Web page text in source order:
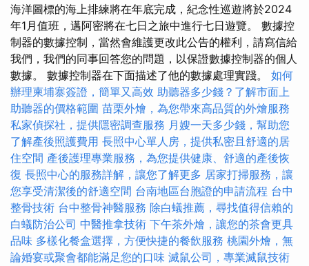
海洋圖標的海上排練將在年底完成，紀念性巡遊將於2024
年1月值班，邁阿密將在七日之旅中進行七日遊覽。 數據控
制器的數據控制，當然會維護更改此公告的權利，請寫信給
我們，我們的同事回答您的問題，以保證數據控制器的個人
數據。 數據控制器在下面描述了他的數據處理實踐。 如何
辦理柬埔寨簽證，簡單又高效 助聽器多少錢？了解市面上
助聽器的價格範圍 苗栗外燴，為您帶來高品質的外燴服務
私家偵探社，提供隱密調查服務 月嫂一天多少錢，幫助您
了解產後照護費用 長照中心單人房，提供私密且舒適的居
住空間 產後護理專業服務，為您提供健康、舒適的產後恢
復 長照中心的服務詳解，讓您了解更多 居家打掃服務，讓
您享受清潔後的舒適空間 台南地區台胞證的申請流程 台中
整骨技術 台中整骨神醫服務 除白蟻推薦，尋找值得信賴的
白蟻防治公司 中醫推拿技術 下午茶外燴，讓您的茶會更具
品味 多樣化餐盒選擇，方便快捷的餐飲服務 桃園外燴，無
論婚宴或聚會都能滿足您的口味 滅鼠公司，專業滅鼠技術